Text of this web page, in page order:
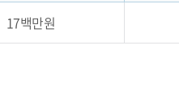
17백만원